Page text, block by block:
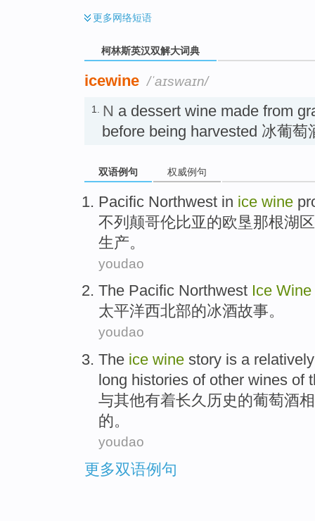
更多网络短语
柯林斯英汉双解大词典
icewine /ˈaɪswaɪn/
1. N a dessert wine made from
before being harvested 冰葡
双语例句 权威例句
Pacific Northwest in ice wine
不列颠哥伦比亚的欧垦那根湖
生产。
youdao
The Pacific Northwest Ice Wine
太平洋西北部的冰酒故事。
youdao
The ice wine story is a
long histories of other wines of
与其他有着长久 历史的葡萄酒
的。
youdao
更多双语例句